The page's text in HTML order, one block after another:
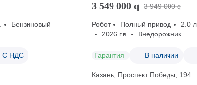
Бензиновый
С НДС
3 549 000 q 3 949 000 q
Робот Полный привод 2.0 л.
2026 г.в.
Внедорожник
Гарантия В наличии
Казань, Проспект Победы, 194